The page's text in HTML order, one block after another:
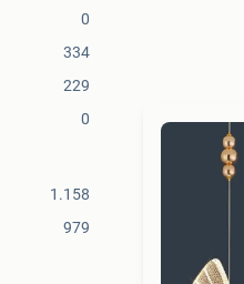
0
334
229
0
1.158
979